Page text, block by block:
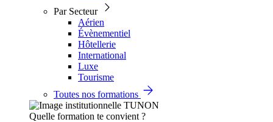
Par Secteur
Aérien
Évènementiel
Hôtellerie
International
Luxe
Tourisme
Toutes nos formations
Quelle formation te convient ?